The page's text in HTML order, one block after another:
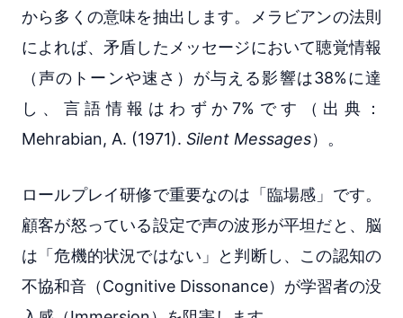
から多くの意味を抽出します。メラビアンの法則
によれば、矛盾したメッセージにおいて聴覚情報
（声のトーンや速さ）が与える影響は38%に達
し、言語情報はわずか7%です（出典：
Mehrabian, A. (1971). Silent Messages）。
ロールプレイ研修で重要なのは「臨場感」です。
顧客が怒っている設定で声の波形が平坦だと、脳
は「危機的状況ではない」と判断し、この認知の
不協和音（Cognitive Dissonance）が学習者の没